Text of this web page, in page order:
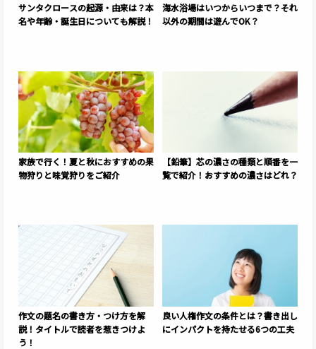
サンタクロースの起源・由来は？本
名や年齢・誕生日についても解説！
海水浴場はいつからいつまで？それ
以外の期間は遊んでOK？
家族で行く！夏と秋におすすめの果
物狩りと味覚狩りをご紹介
【鉛筆】芯の濃さの種類と順番を一
覧で紹介！おすすめの濃さはどれ？
作文の題名の書き方・つけ方を解
説！タイトルで読者を惹きつけよ
う！
良い人権作文の条件とは？書き出し
にインパクトを持たせる6つの工夫